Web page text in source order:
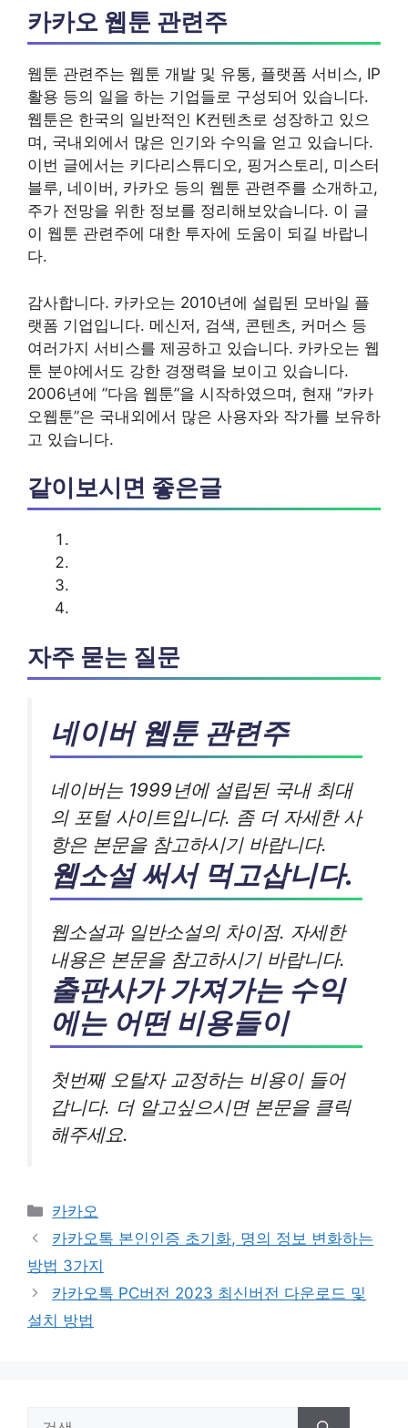
카카오 웹툰 관련주
웹툰 관련주는 웹툰 개발 및 유통, 플랫폼 서비스, IP
활용 등의 일을 하는 기업들로 구성되어 있습니다.
웹툰은 한국의 일반적인 K컨텐츠로 성장하고 있으
며, 국내외에서 많은 인기와 수익을 얻고 있습니다.
이번 글에서는 키다리스튜디오, 핑거스토리, 미스터
블루, 네이버, 카카오 등의 웹툰 관련주를 소개하고,
주가 전망을 위한 정보를 정리해보았습니다. 이 글
이 웹툰 관련주에 대한 투자에 도움이 되길 바랍니
다.
감사합니다. 카카오는 2010년에 설립된 모바일 플
랫폼 기업입니다. 메신저, 검색, 콘텐츠, 커머스 등
여러가지 서비스를 제공하고 있습니다. 카카오는 웹
툰 분야에서도 강한 경쟁력을 보이고 있습니다.
2006년에 ”다음 웹툰”을 시작하였으며, 현재 ”카카
오웹툰”은 국내외에서 많은 사용자와 작가를 보유하
고 있습니다.
같이보시면 좋은글
자주 묻는 질문
네이버 웹툰 관련주
네이버는 1999년에 설립된 국내 최대
의 포털 사이트입니다. 좀 더 자세한 사
항은 본문을 참고하시기 바랍니다.
웹소설 써서 먹고삽니다.
웹소설과 일반소설의 차이점. 자세한
내용은 본문을 참고하시기 바랍니다.
출판사가 가져가는 수익
에는 어떤 비용들이
첫번째 오탈자 교정하는 비용이 들어
갑니다. 더 알고싶으시면 본문을 클릭
해주세요.
카
테
고
리
카카오
카카오톡 본인인증 초기화, 명의 정보 변화하는
방법 3가지
카카오톡 PC버전 2023 최신버전 다운로드 및
설치 방법